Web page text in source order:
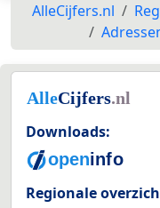
AlleCijfers.nl
Downloads:
Regionale